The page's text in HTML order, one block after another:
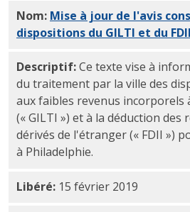
Nom: Mise à jour de l'avis
dispositions du GILTI et du FDII
Descriptif:Ce texte vise à
du traitement par la ville des
aux faibles revenus incorporels
(« GILTI ») et à la déduction
dérivés de l'étranger (« FDII »)
à Philadelphie.
Libéré: 15 février 2019